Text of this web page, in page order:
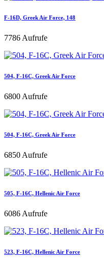
F-16D, Greek Air Force, 148
7786 Aufrufe
504, F-16C, Greek Air Force
6800 Aufrufe
504, F-16C, Greek Air Force
6850 Aufrufe
505, F-16C, Hellenic Air Force
6086 Aufrufe
523, F-16C, Hellenic Air Force